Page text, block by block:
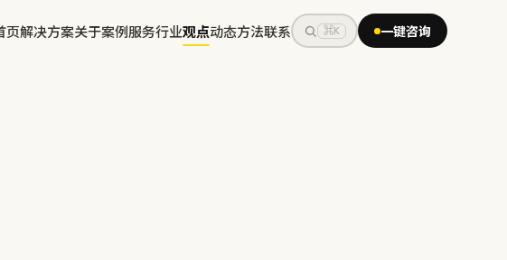
页解决方案关于案例服务行业观点动态方法联系 ⌘K 一键咨询